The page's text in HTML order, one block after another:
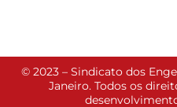
© 2023 – Sindicato dos
Janeiro. Todos os